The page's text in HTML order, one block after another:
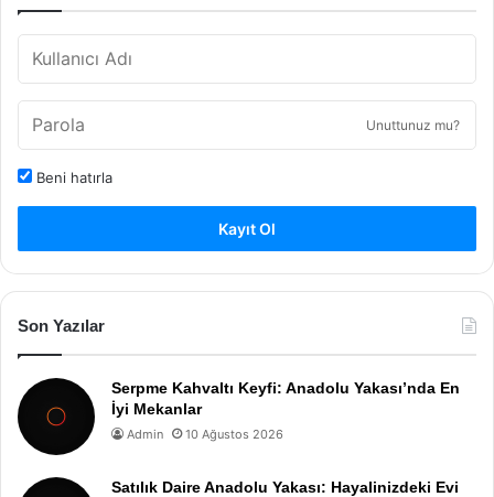
Unuttunuz mu?
Beni hatırla
Kayıt Ol
Son Yazılar
Serpme Kahvaltı Keyfi: Anadolu Yakası’nda En
İyi Mekanlar
Admin 10 Ağustos 2026
Satılık Daire Anadolu Yakası: Hayalinizdeki Evi